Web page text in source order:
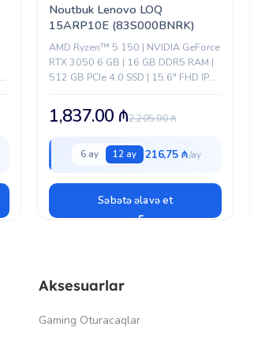
Noutbuk Lenovo LOQ
15ARP10E (83S000BNRK)
AMD Ryzen™ 5 150 | NVIDIA GeForce
RTX 3050 6 GB | 16 GB DDR5 RAM |
512 GB PCIe 4.0 SSD | 15.6" FHD IPS,
2,205.00₼
1,837.00 ₼
6 ay 12 ay 216,75 ₼
Səbətə əlavə et
Aksesuarlar
Gaming Oturacaqlar